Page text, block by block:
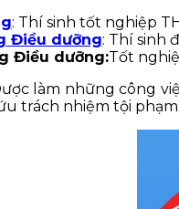
: Thí sinh tốt nghiệp
Điều dưỡng: Thí sinh
Điều dưỡng:Tốt
làm những công
trách nhiệm tội phạm.